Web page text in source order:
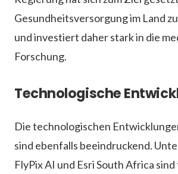
Gesundheitsversorgung im Land
und investiert daher stark in die
Forschung.
Technologische
Die technologischen
sind ebenfalls beeindruckend.
FlyPix AI und Esri South Africa